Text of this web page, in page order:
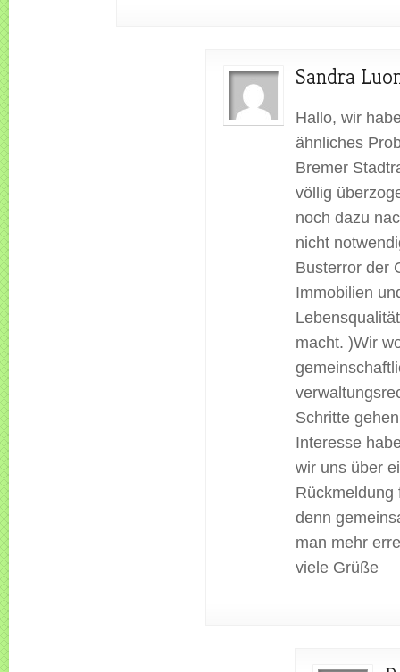
Sandra
Hallo, wir
ähnliches
Bremer
völlig
noch dazu
nicht
Busterror der
Immobilien
macht. )Wir
Schritte
Interesse
wir uns über
Rückmeldung
denn
man mehr
viele Grüße